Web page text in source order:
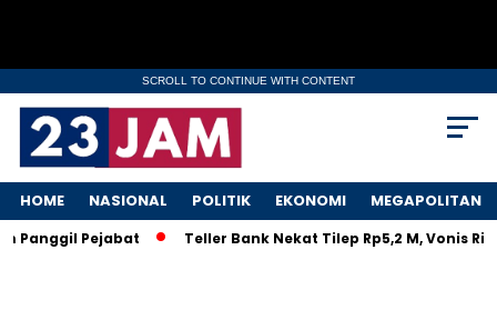
SCROLL TO CONTINUE WITH CONTENT
HOME NASIONAL POLITIK EKONOMI MEGAPOLITAN
Pejabat Teller Bank Nekat Tilep Rp5,2 M, Vonis